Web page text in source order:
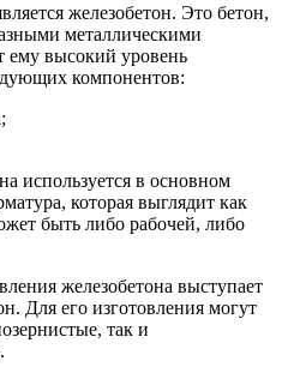
железобетон. Это бетон,
металлическими
ему высокий уровень
компонентов:
используется в основном
которая выглядит как
быть либо рабочей, либо
железобетона выступает
Для его изготовления могут
так и